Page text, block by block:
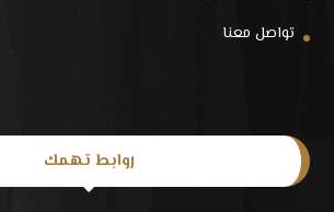
تواصل معنا
روابط تهمك